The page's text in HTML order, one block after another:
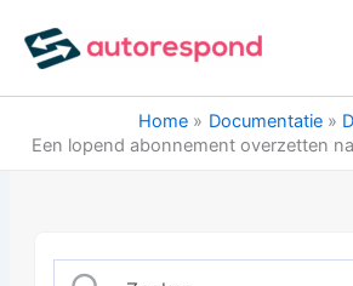
naar
inhoud
Home
Documentatie
Een lopend abonnement overzetten